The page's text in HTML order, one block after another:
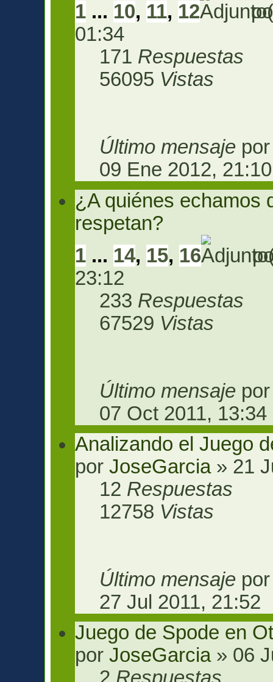
1 ... 10, 11, 12
01:34
171 Respuestas
56095 Vistas
Último mensaje
09 Ene 2012, 21:10
¿A quiénes echamos
respetan?
1 ... 14, 15, 16
23:12
233 Respuestas
67529 Vistas
Último mensaje
07 Oct 2011, 13:34
Analizando el Juego
porJoseGarcia» 21
12 Respuestas
12758 Vistas
Último mensaje
27 Jul 2011, 21:52
Juego de Spode en
porJoseGarcia» 06